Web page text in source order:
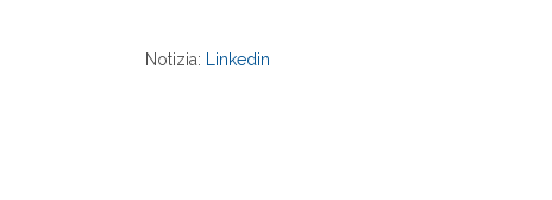
Notizia: Linkedin